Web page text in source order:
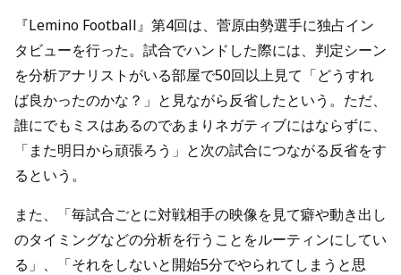
『Lemino Football』第4回は、菅原由勢選手に独占イン
タビューを行った。試合でハンドした際には、判定シーン
を分析アナリストがいる部屋で50回以上見て「どうすれ
ば良かったのかな？」と見ながら反省したという。ただ、
誰にでもミスはあるのであまりネガティブにはならずに、
「また明日から頑張ろう」と次の試合につながる反省をす
るという。
また、「毎試合ごとに対戦相手の映像を見て癖や動き出し
のタイミングなどの分析を行うことをルーティンにしてい
る」、「それをしないと開始5分でやられてしまうと思